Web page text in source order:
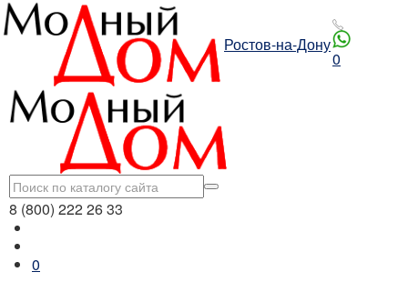
Ростов-на-Дону
0
8 (800) 222 26 33
0